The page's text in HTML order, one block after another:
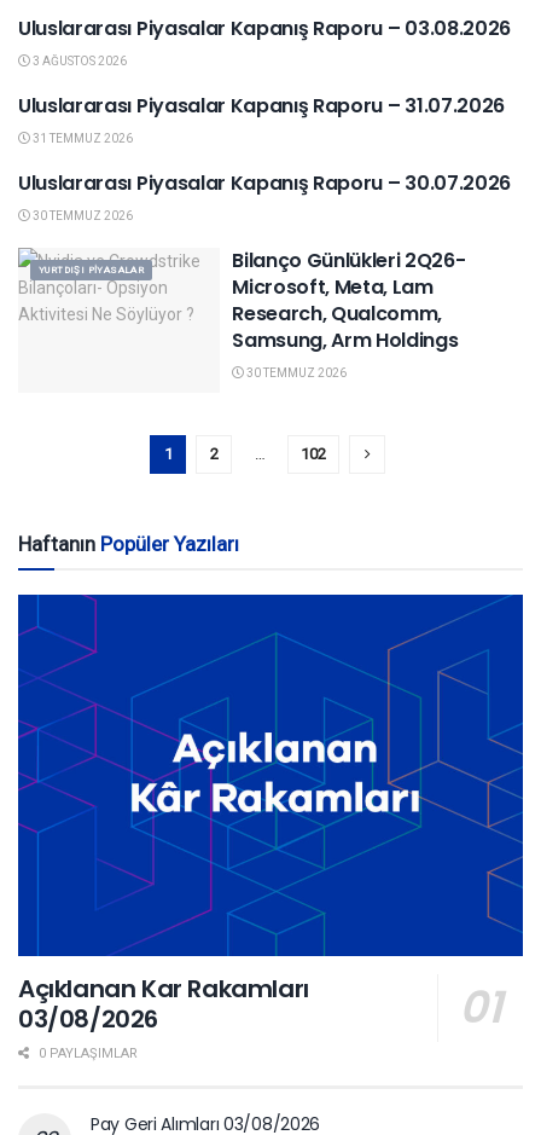
YURTDIŞI PIYASALAR
Uluslararası Piyasalar Kapanış Raporu – 03.08.2026
3 AĞUSTOS 2026
KAPANIŞ RAPORU
Uluslararası Piyasalar Kapanış Raporu – 31.07.2026
31 TEMMUZ 2026
YURTDIŞI PIYASALAR
Uluslararası Piyasalar Kapanış Raporu – 30.07.2026
30 TEMMUZ 2026
YURTDIŞI PIYASALAR
Bilanço Günlükleri 2Q26-
Microsoft, Meta, Lam
Research, Qualcomm,
Samsung, Arm Holdings
30 TEMMUZ 2026
1 2 102
Haftanın Popüler Yazıları
Açıklanan Kar Rakamları
03/08/2026
0 PAYLAŞIMLAR
Pay Geri Alımları 03/08/2026